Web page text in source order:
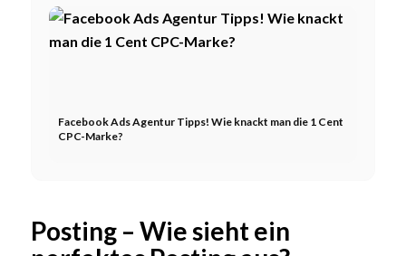
Facebook Ads Agentur Tipps! Wie knackt man die 1 Cent
CPC-Marke?
Posting – Wie sieht ein